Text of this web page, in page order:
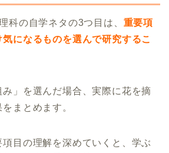
科の自学ネタの3つ目は、 重要項
気になるものを選んで研究するこ
」を選んだ場合、実際に花を摘
まとめます。
目の理解を深めていくと、学ぶ